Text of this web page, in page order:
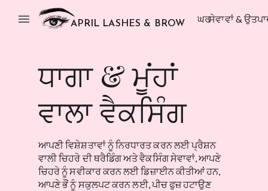
menu APRIL LASHES & BROW ਘਰਸੇਵਾਵਾਂ &
ਧਾਗਾ & ਮੂਂਹਾਂ
ਵਾਲਾ ਵੈਕਸਿੰਗ
ਆਪਣੀ ਵਿਸ਼ੇਸ਼ਤਾਵਾਂ ਨੂੰ ਨਿਰਧਾਰਤ ਕਰਨ ਲਈ ਪ੍ਰੈਸ਼ਨ
ਵਾਲੀ ਚਿਹਰੇ ਦੀ ਥਰੈਡਿੰਗ ਅਤੇ ਵੈਕਸਿੰਗ ਸੇਵਾਵਾਂ, ਆਪਣੇ
ਚਿਹਰੇ ਨੂੰ ਸਵੀਕਾਰ ਕਰਨ ਲਈ ਡਿਜ਼ਾਈਨ ਕੀਤੀਆਂ ਹਨ,
ਆਪਣੇ ਭੌਂ ਨੂੰ ਸਕੁਲਪਟ ਕਰਨ ਲਈ, ਪੀਚ ਫੁਜ਼ ਹਟਾਉਣ